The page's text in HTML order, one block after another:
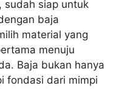
sudah siap untuk
baja
material yang
menuju
Baja bukan hanya
fondasi dari mimpi